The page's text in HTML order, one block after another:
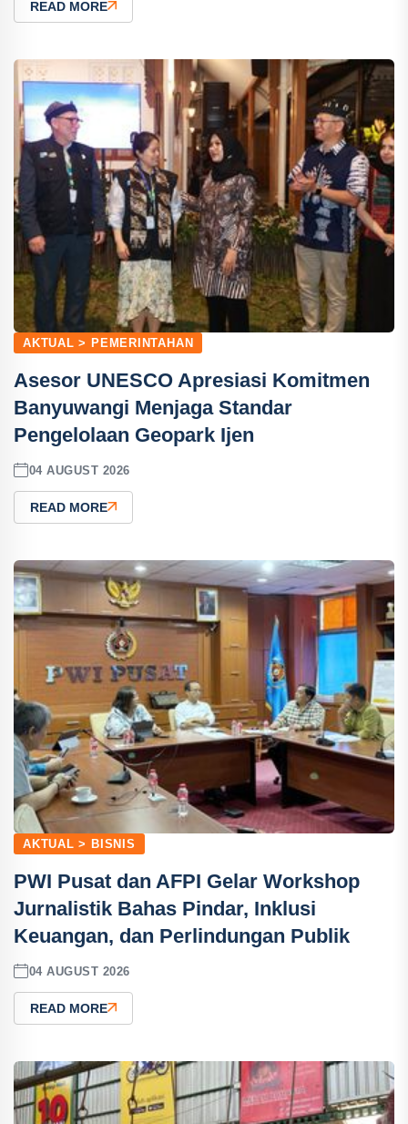
READ MORE
AKTUAL > PEMERINTAHAN
Asesor UNESCO Apresiasi Komitmen
Banyuwangi Menjaga Standar
Pengelolaan Geopark Ijen
04 AUGUST 2026
READ MORE
AKTUAL > BISNIS
PWI Pusat dan AFPI Gelar Workshop
Jurnalistik Bahas Pindar, Inklusi
Keuangan, dan Perlindungan Publik
04 AUGUST 2026
READ MORE